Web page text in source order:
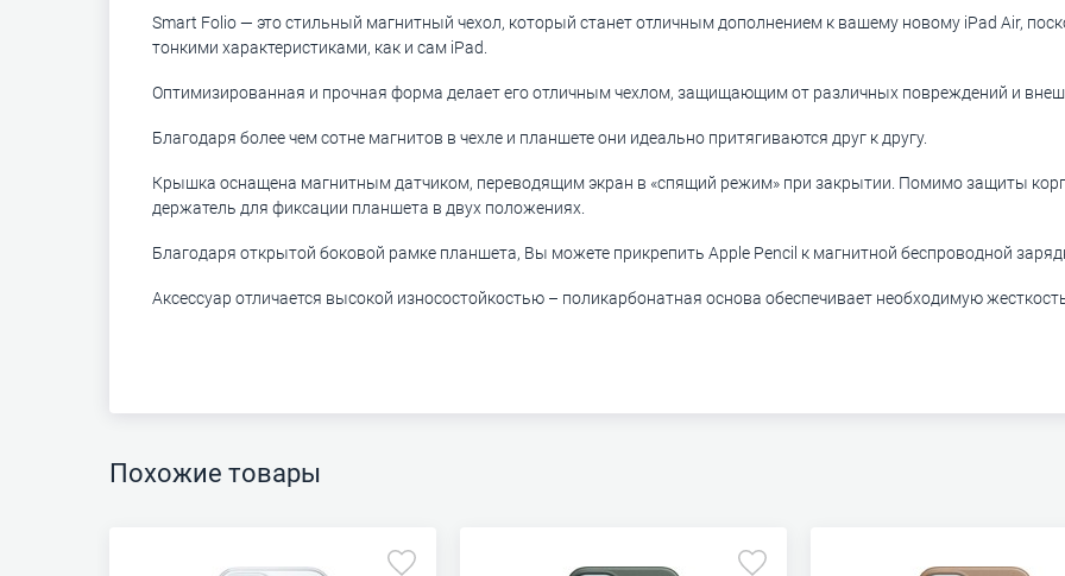
Smart Folio — это стильный магнитный чехол, который станет отличным дополнением к вашему новому iPad Air,
тонкими характеристиками, как и сам iPad.
Оптимизированная и прочная форма делает его отличным чехлом, защищающим от различных повреждений и
Благодаря более чем сотне магнитов в чехле и планшете они идеально притягиваются друг к другу.
Крышка оснащена магнитным датчиком, переводящим экран в «спящий режим» при закрытии. Помимо защиты
держатель для фиксации планшета в двух положениях.
Благодаря открытой боковой рамке планшета, Вы можете прикрепить Apple Pencil к магнитной беспроводной
Аксессуар отличается высокой износостойкостью – поликарбонатная основа обеспечивает необходимую
Похожие товары